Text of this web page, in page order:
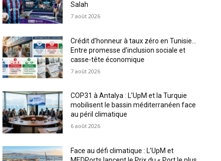
Salah
7 août 2026
Crédit d’honneur à taux zéro en Tunisie…
Entre promesse d’inclusion sociale et
casse-tête économique
7 août 2026
COP31 à Antalya : L’UpM et la Turquie
mobilisent le bassin méditerranéen face
au péril climatique
6 août 2026
Face au défi climatique : L’UpM et